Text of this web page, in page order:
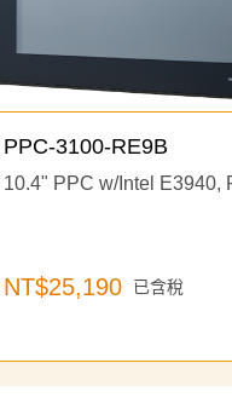
PPC-3100-RE9B
10.4" PPC w/Intel E3940,
NT$25,190 已含稅
產品